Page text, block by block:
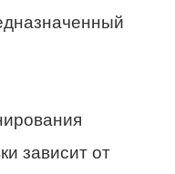
зависит от